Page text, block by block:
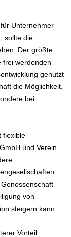
Unternehmer
sollte die
Der größte
frei werdenden
genutzt
die Möglichkeit,
bei
flexible
und Verein
von
steigern kann.
Vorteil